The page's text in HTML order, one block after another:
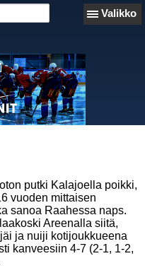
Valikko
putki Kalajoella poikki,
vuoden mittaisen
sanoa Raahessa naps.
Areenalla siitä,
ja nuiji kotijoukkueena
kanveesiin 4-7 (2-1, 1-2,